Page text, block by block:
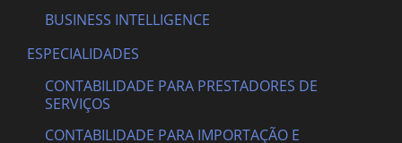
BUSINESS INTELLIGENCE
ESPECIALIDADES
CONTABILIDADE PARA PRESTADORES DE
SERVIÇOS
CONTABILIDADE PARA IMPORTAÇÃO E